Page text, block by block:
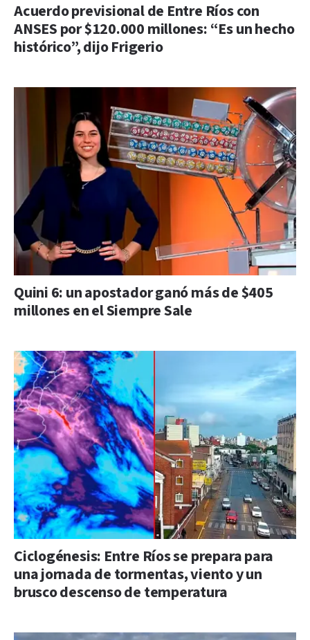
Acuerdo previsional de Entre Ríos con
ANSES por $120.000 millones: “Es un hecho
histórico”, dijo Frigerio
Quini 6: un apostador ganó más de $405
millones en el Siempre Sale
Ciclogénesis: Entre Ríos se prepara para
una jornada de tormentas, viento y un
brusco descenso de temperatura